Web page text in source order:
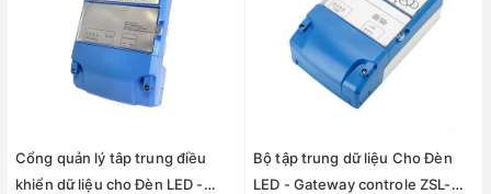
Cổng quản lý tâp trung điều
khiển dữ liệu cho Đèn LED -
Bộ tập trung dữ liệu Cho Đèn
LED - Gateway controle ZSL-